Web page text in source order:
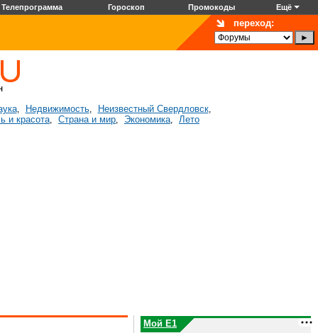
Телепрограмма Гороскоп Промокоды Ещё
переход:
, Недвижимость, Неизвестный Свердловск,
и красота, Страна и мир, Экономика, Лето
Мой E1